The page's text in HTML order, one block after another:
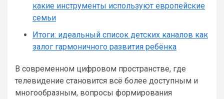
какие инструменты используют европейские
семьи
Итоги: идеальный список детских каналов как
залог гармоничного развития ребёнка
В современном цифровом пространстве, где
телевидение становится всё более доступным и
многообразным, вопросы формирования